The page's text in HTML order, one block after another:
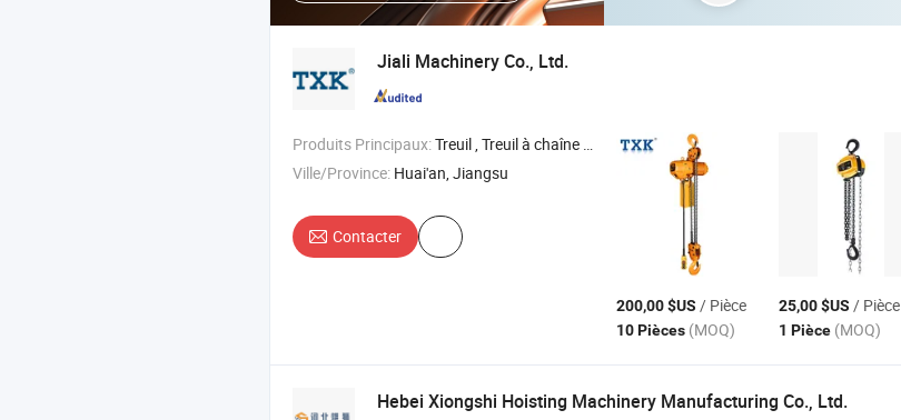
Jiali Machinery Co., Ltd.
Produits Principaux:Treuil , Treuil à chaîne électrique , Treuil électrique , Treuil à câble électrique , Treuil à câble
Ville/Province: Huai'an, Jiangsu
Contacter
200,00 $US / Pièce
10 Pièces (MOQ)
25,00 $US / Pièce
1 Pièce (MOQ)
Hebei Xiongshi Hoisting Machinery Manufacturing Co., Ltd.